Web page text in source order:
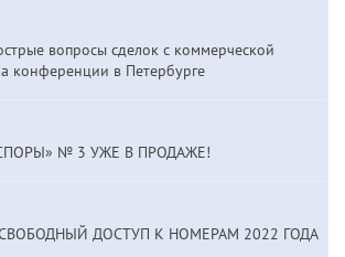
вопросы сделок с коммерческой
конференции в Петербурге
№ 3 УЖЕ В ПРОДАЖЕ!
ДОСТУП К НОМЕРАМ 2022 ГОДА